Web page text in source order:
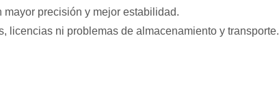
precisión y mejor estabilidad.
licencias ni problemas de almacenamiento y transporte.